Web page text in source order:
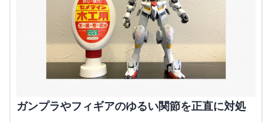
ガンプラやフィギアのゆるい関節を正直に対処